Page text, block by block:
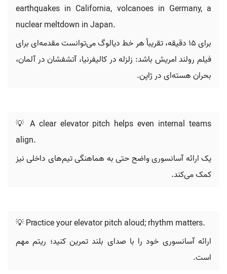
earthquakes in California, volcanoes in Germany, a
nuclear meltdown in Japan.
برای ۱۵ دقیقه، تقریباً هر خط دیالوگ می‌توانست مقدمه‌ای برای
فیلم رولند امریش باشد: زلزله در کالیفرنیا، آتشفشان در آلمان،
بحران هسته‌ای در ژاپن.
💡 A clear elevator pitch helps even internal teams
align.
یک ارائه آسانسوری واضح حتی به هماهنگی تیم‌های داخلی نیز
کمک می‌کند.
💡 Practice your elevator pitch aloud; rhythm matters.
ارائه آسانسوری خود را با صدای بلند تمرین کنید؛ ریتم مهم
است.